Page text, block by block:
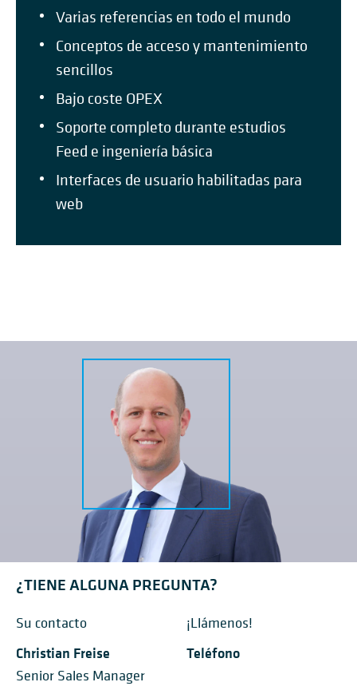
Varias referencias en todo el mundo
Conceptos de acceso y mantenimiento
sencillos
Bajo coste OPEX
Soporte completo durante estudios
Feed e ingeniería básica
Interfaces de usuario habilitadas para
web
¿TIENE ALGUNA PREGUNTA?
Su contacto
Christian Freise
Senior Sales Manager
¡Llámenos!
Teléfono